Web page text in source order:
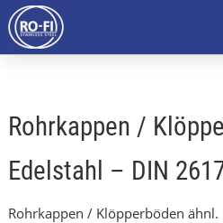
Rohrkappen /
Edelstahl – DIN
Rohrkappen / Klöpperböden